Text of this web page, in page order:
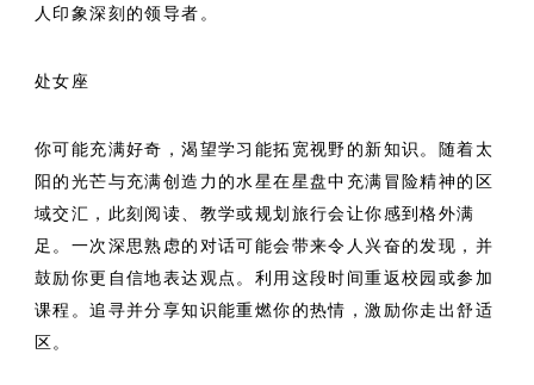
人印象深刻的领导者。
处女座
你可能充满好奇，渴望学习能拓宽视野的新知识。随着太
阳的光芒与充满创造力的水星在星盘中充满冒险精神的区
域交汇，此刻阅读、教学或规划旅行会让你感到格外满
足。一次深思熟虑的对话可能会带来令人兴奋的发现，并
鼓励你更自信地表达观点。利用这段时间重返校园或参加
课程。追寻并分享知识能重燃你的热情，激励你走出舒适
区。